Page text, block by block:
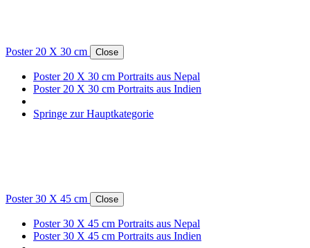
Poster 20 X 30 cm Close
Poster 20 X 30 cm Portraits aus Nepal
Poster 20 X 30 cm Portraits aus Indien
Springe zur Hauptkategorie
Poster 30 X 45 cm Close
Poster 30 X 45 cm Portraits aus Nepal
Poster 30 X 45 cm Portraits aus Indien